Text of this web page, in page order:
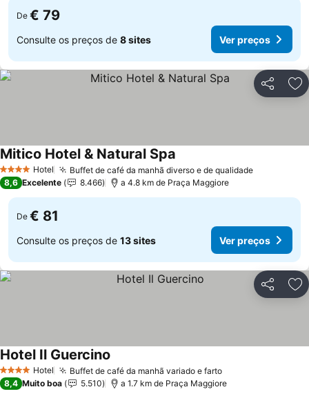
De € 79
Consulte os preços de 8 sites Ver preços
Partilhar
4 EstrelasHotel Buffet de café da manhã diverso e de qualidade
Mitico Hotel & Natural Spa
8,6 Excelente 8.466 a 4.8 km de Praça Maggiore
De € 81
Consulte os preços de 13 sites Ver preços
Partilhar
4 EstrelasHotel Buffet de café da manhã variado e farto
Hotel Il Guercino
8,4 Muito boa 5.510 a 1.7 km de Praça Maggiore